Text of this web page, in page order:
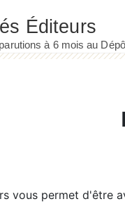
vous permet d'être